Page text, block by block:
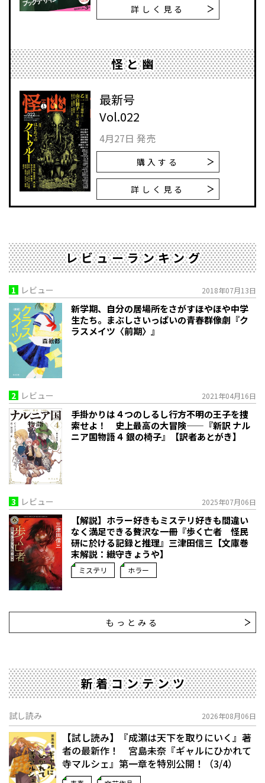
詳しく見る
怪と幽
最新号
Vol.022
4月27日 発売
購入する
詳しく見る
レビューランキング
1 レビュー 2018年07月13日
新学期、自分の居場所をさがすほやほや中学
生たち。まぶしさいっぱいの青春群像劇『ク
ラスメイツ〈前期〉』
2 レビュー 2021年04月16日
手掛かりは４つのしるし――行方不明の王子を捜
索せよ！ 史上最高の大冒険——『新訳 ナル
ニア国物語４ 銀の椅子』【訳者あとがき】
3 レビュー 2025年07月06日
【解説】ホラー好きもミステリ好きも間違い
なく満足できる贅沢な一冊――『歩く亡者 怪民
研に於ける記録と推理』三津田信三【文庫巻
末解説：織守きょうや】
ミステリ ホラー
もっとみる
新着コンテンツ
試し読み 2026年08月06日
【試し読み】『成瀬は天下を取りにいく』著
者の最新作！ 宮島未奈『ギャルにひかれて
寺マルシェ』第一章を特別公開！（3/4）